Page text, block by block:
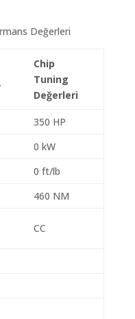
Değerleri
Chip
Tuning
Değerleri
350 HP
0 kW
0 ft/lb
460 NM
CC